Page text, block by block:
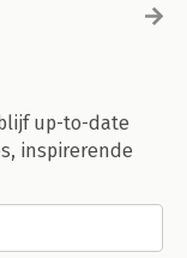
up-to-date
inspirerende